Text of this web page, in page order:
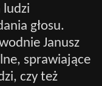
ludzi
głosu.
Janusz
sprawiające
czy też